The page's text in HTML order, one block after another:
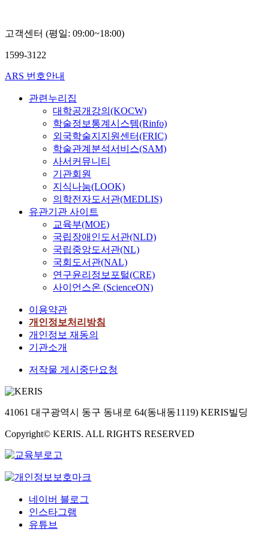
고객센터 (평일: 09:00~18:00)
1599-3122
ARS 번호안내
관련누리집
대학공개강의(KOCW)
학술정보통계시스템(Rinfo)
외국학술지지원센터(FRIC)
학술관계분석서비스(SAM)
사서커뮤니티
기관회원
지식나눔(LOOK)
의학전자도서관(MEDLIS)
유관기관 사이트
교육부(MOE)
국립장애인도서관(NLD)
국립중앙도서관(NL)
국회도서관(NAL)
연구윤리정보포털(CRE)
사이언스온 (ScienceON)
이용약관
개인정보처리방침
개인정보 재동의
기관소개
저작물 게시중단요청
41061 대구광역시 동구 동내로 64(동내동1119) KERIS빌딩
Copyright© KERIS. ALL RIGHTS RESERVED
네이버 블로그
인스타그램
유튜브